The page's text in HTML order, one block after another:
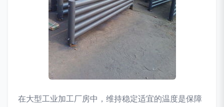
在大型工业加工厂房中，维持稳定适宜的温度是保障